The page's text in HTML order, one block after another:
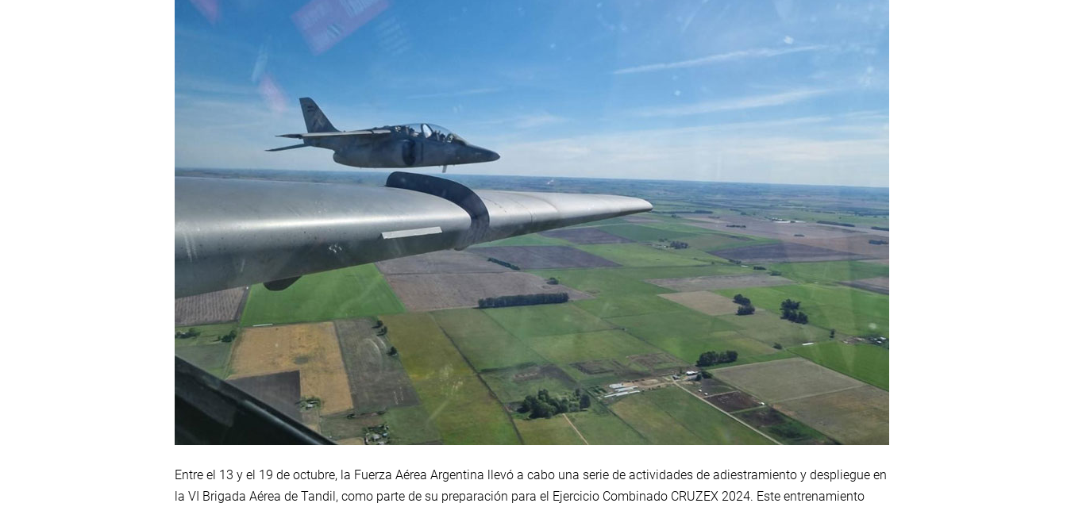
Entre el 13 y el 19 de octubre, la Fuerza Aérea Argentina llevó a cabo una serie de actividades de adiestramiento y despliegue en
la VI Brigada Aérea de Tandil, como parte de su preparación para el Ejercicio Combinado CRUZEX 2024. Este entrenamiento